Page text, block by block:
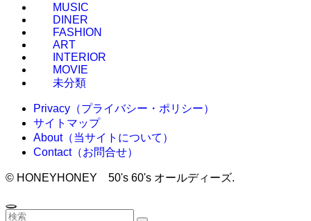
MUSIC
DINER
FASHION
ART
INTERIOR
MOVIE
未分類
Privacy（プライバシー・ポリシー）
サイトマップ
About（当サイトについて）
Contact（お問合せ）
© HONEYHONEY 50's 60's オールディーズ.